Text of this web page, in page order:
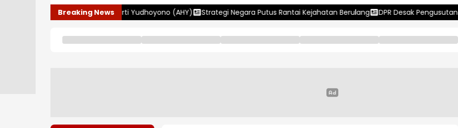
Breaking News
Yudhoyono (AHY) Strategi Negara Putus Rantai Kejahatan Berulang DPR Desak Pengusutan Tuntas Temuan Ratusan